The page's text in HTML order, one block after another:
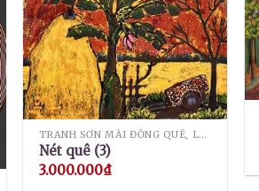
TRANH SƠN MÀI ĐỒNG QUÊ, LÀNG QUÊ
Nét quê (3)
3.000.000₫